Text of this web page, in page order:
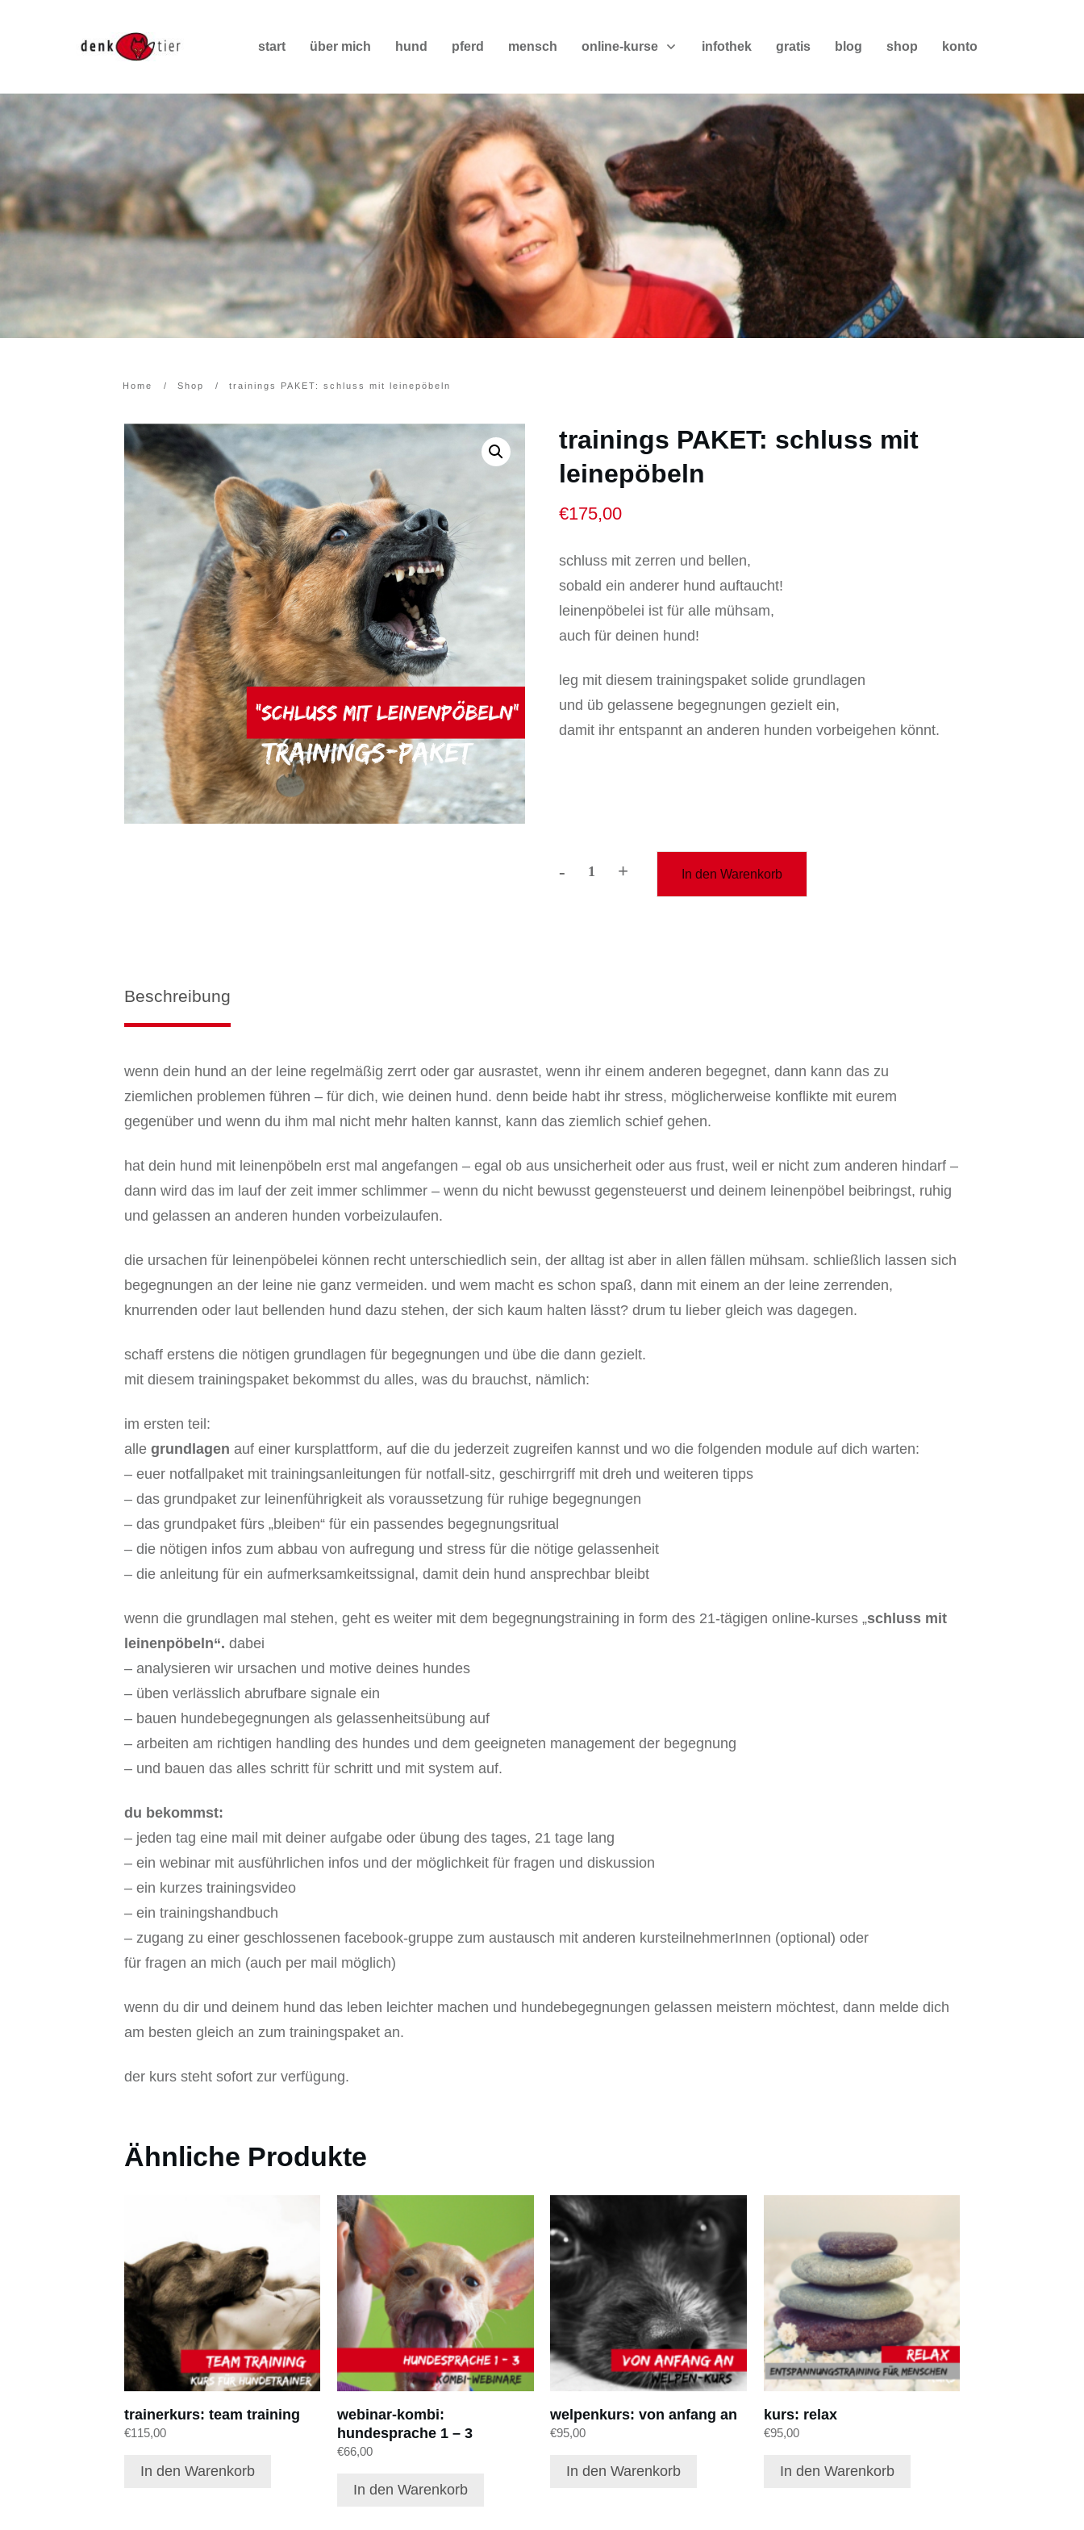
start über mich hund pferd mensch online-kurse infothek gratis blog shop konto
Home / Shop / trainings PAKET: schluss mit leinepöbeln
trainings PAKET: schluss mit
leinepöbeln
€175,00
schluss mit zerren und bellen,
sobald ein anderer hund auftaucht!
leinenpöbelei ist für alle mühsam,
auch für deinen hund!
leg mit diesem trainingspaket solide grundlagen
und üb gelassene begegnungen gezielt ein,
damit ihr entspannt an anderen hunden vorbeigehen könnt.
-trainings
+ In den Warenkorb
Beschreibung
wenn dein hund an der leine regelmäßig zerrt oder gar ausrastet, wenn ihr einem anderen begegnet, dann kann das zu
ziemlichen problemen führen – für dich, wie deinen hund. denn beide habt ihr stress, möglicherweise konflikte mit eurem
gegenüber und wenn du ihm mal nicht mehr halten kannst, kann das ziemlich schief gehen.
hat dein hund mit leinenpöbeln erst mal angefangen – egal ob aus unsicherheit oder aus frust, weil er nicht zum anderen hindarf –
dann wird das im lauf der zeit immer schlimmer – wenn du nicht bewusst gegensteuerst und deinem leinenpöbel beibringst, ruhig
und gelassen an anderen hunden vorbeizulaufen.
die ursachen für leinenpöbelei können recht unterschiedlich sein, der alltag ist aber in allen fällen mühsam. schließlich lassen sich
begegnungen an der leine nie ganz vermeiden. und wem macht es schon spaß, dann mit einem an der leine zerrenden,
knurrenden oder laut bellenden hund dazu stehen, der sich kaum halten lässt? drum tu lieber gleich was dagegen.
schaff erstens die nötigen grundlagen für begegnungen und übe die dann gezielt.
mit diesem trainingspaket bekommst du alles, was du brauchst, nämlich:
im ersten teil:
alle grundlagen auf einer kursplattform, auf die du jederzeit zugreifen kannst und wo die folgenden module auf dich warten:
– euer notfallpaket mit trainingsanleitungen für notfall-sitz, geschirrgriff mit dreh und weiteren tipps
– das grundpaket zur leinenführigkeit als voraussetzung für ruhige begegnungen
– das grundpaket fürs „bleiben“ für ein passendes begegnungsritual
– die nötigen infos zum abbau von aufregung und stress für die nötige gelassenheit
– die anleitung für ein aufmerksamkeitssignal, damit dein hund ansprechbar bleibt
wenn die grundlagen mal stehen, geht es weiter mit dem begegnungstraining in form des 21-tägigen online-kurses „schluss mit
leinenpöbeln“. dabei
– analysieren wir ursachen und motive deines hundes
– üben verlässlich abrufbare signale ein
– bauen hundebegegnungen als gelassenheitsübung auf
– arbeiten am richtigen handling des hundes und dem geeigneten management der begegnung
– und bauen das alles schritt für schritt und mit system auf.
du bekommst:
– jeden tag eine mail mit deiner aufgabe oder übung des tages, 21 tage lang
– ein webinar mit ausführlichen infos und der möglichkeit für fragen und diskussion
– ein kurzes trainingsvideo
– ein trainingshandbuch
– zugang zu einer geschlossenen facebook-gruppe zum austausch mit anderen kursteilnehmerInnen (optional) oder
für fragen an mich (auch per mail möglich)
wenn du dir und deinem hund das leben leichter machen und hundebegegnungen gelassen meistern möchtest, dann melde dich
am besten gleich an zum trainingspaket an.
der kurs steht sofort zur verfügung.
Ähnliche Produkte
trainerkurs: team training
€115,00
In den Warenkorb
webinar-kombi:
hundesprache 1 – 3
€66,00
In den Warenkorb
welpenkurs: von anfang an
€95,00
In den Warenkorb
kurs: relax
€95,00
In den Warenkorb